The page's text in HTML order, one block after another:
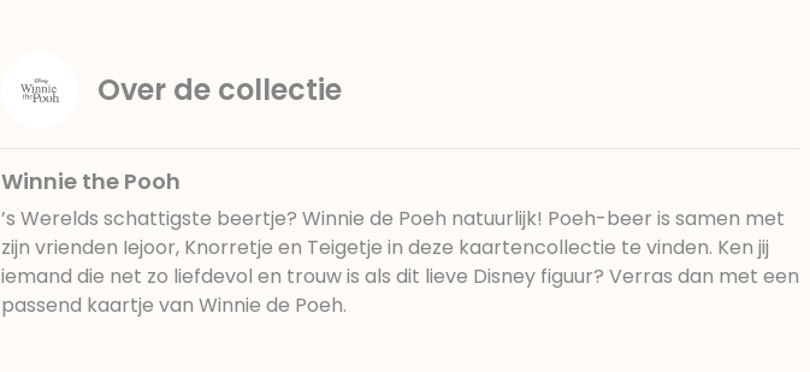
Over de collectie
Winnie the Pooh
’s Werelds schattigste beertje? Winnie de Poeh natuurlijk! Poeh-beer is samen met
zijn vrienden Iejoor, Knorretje en Teigetje in deze kaartencollectie te vinden. Ken jij
iemand die net zo liefdevol en trouw is als dit lieve Disney figuur? Verras dan met een
passend kaartje van Winnie de Poeh.